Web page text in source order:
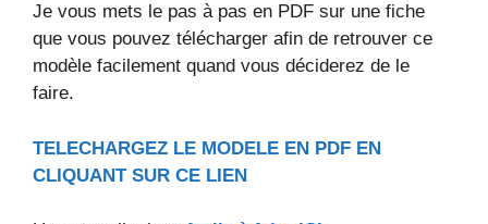
Je vous mets le pas à pas en PDF sur une fiche
que vous pouvez télécharger afin de retrouver ce
modèle facilement quand vous déciderez de le
faire.
TELECHARGEZ LE MODELE EN PDF EN
CLIQUANT SUR CE LIEN